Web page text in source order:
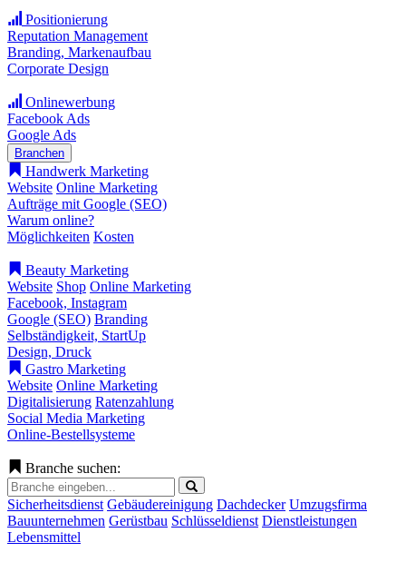
Positionierung
Reputation Management
Branding, Markenaufbau
Corporate Design
Onlinewerbung
Facebook Ads
Google Ads
Branchen
Handwerk Marketing
Website Online Marketing
Aufträge mit Google (SEO)
Warum online?
Möglichkeiten Kosten
Beauty Marketing
Website Shop Online Marketing
Facebook, Instagram
Google (SEO) Branding
Selbständigkeit, StartUp
Design, Druck
Gastro Marketing
Website Online Marketing
Digitalisierung Ratenzahlung
Social Media Marketing
Online-Bestellsysteme
Branche suchen:
Sicherheitsdienst Gebäudereinigung Dachdecker Umzugsfirma
Bauunternehmen Gerüstbau Schlüsseldienst Dienstleistungen
Lebensmittel